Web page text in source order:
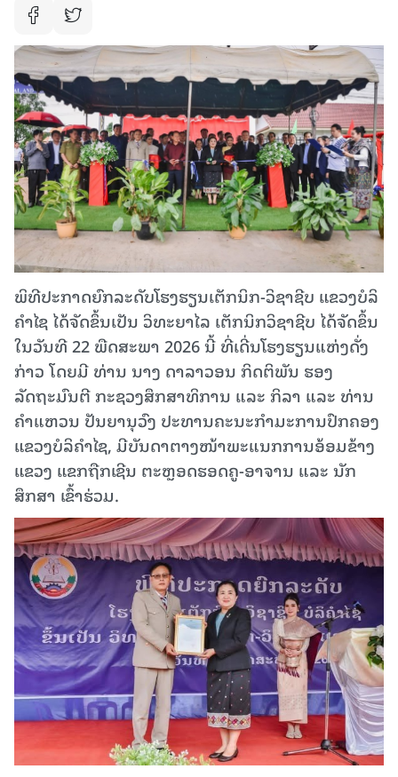
ພິທີປະກາດຍົກລະດັບໂຮງຮຽນເຕັກນິກ-ວິຊາຊີບ ແຂວງບໍລິ
ຄໍາໄຊ ໄດ້ຈັດຂຶ້ນເປັນ ວິທະຍາໄລ ເຕັກນິກວິຊາຊີບ ໄດ້ຈັດຂຶ້ນ
ໃນວັນທີ 22 ພືດສະພາ 2026 ນີ້ ທີ່ເດີ່ນໂຮງຮຽນແຫ່ງດັ່ງ
ກ່າວ ໂດຍມີ ທ່ານ ນາງ ດາລາວອນ ກິດຕິພັນ ຮອງ
ລັດຖະມົນຕີ ກະຊວງສຶກສາທິການ ແລະ ກິລາ ແລະ ທ່ານ
ຄຳແຫວນ ປັນຍານຸວົງ ປະທານຄະນະກໍາມະການປົກຄອງ
ແຂວງບໍລິຄຳໄຊ, ມີບັນດາຕາງໜ້າພະແນກການອ້ອມຂ້າງ
ແຂວງ ແຂກຖືກເຊີນ ຕະຫຼອດຮອດຄູ-ອາຈານ ແລະ ນັກ
ສຶກສາ ເຂົ້າຮ່ວມ.